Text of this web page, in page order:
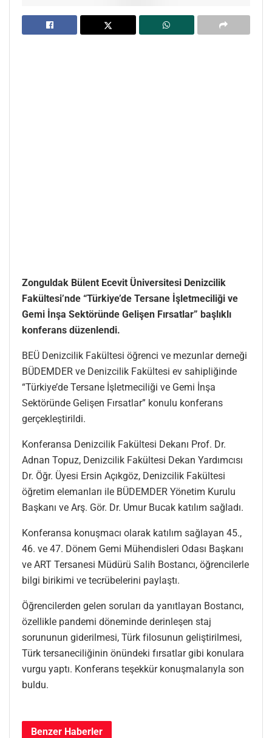
Zonguldak Bülent Ecevit Üniversitesi Denizcilik
Fakültesi’nde “Türkiye’de Tersane İşletmeciliği ve
Gemi İnşa Sektöründe Gelişen Fırsatlar” başlıklı
konferans düzenlendi.
BEÜ Denizcilik Fakültesi öğrenci ve mezunlar derneği
BÜDEMDER ve Denizcilik Fakültesi ev sahipliğinde
“Türkiye’de Tersane İşletmeciliği ve Gemi İnşa
Sektöründe Gelişen Fırsatlar” konulu konferans
gerçekleştirildi.
Konferansa Denizcilik Fakültesi Dekanı Prof. Dr.
Adnan Topuz, Denizcilik Fakültesi Dekan Yardımcısı
Dr. Öğr. Üyesi Ersin Açıkgöz, Denizcilik Fakültesi
öğretim elemanları ile BÜDEMDER Yönetim Kurulu
Başkanı ve Arş. Gör. Dr. Umur Bucak katılım sağladı.
Konferansa konuşmacı olarak katılım sağlayan 45.,
46. ve 47. Dönem Gemi Mühendisleri Odası Başkanı
ve ART Tersanesi Müdürü Salih Bostancı, öğrencilerle
bilgi birikimi ve tecrübelerini paylaştı.
Öğrencilerden gelen soruları da yanıtlayan Bostancı,
özellikle pandemi döneminde derinleşen staj
sorununun giderilmesi, Türk filosunun geliştirilmesi,
Türk tersaneciliğinin önündeki fırsatlar gibi konulara
vurgu yaptı. Konferans teşekkür konuşmalarıyla son
buldu.
Benzer Haberler